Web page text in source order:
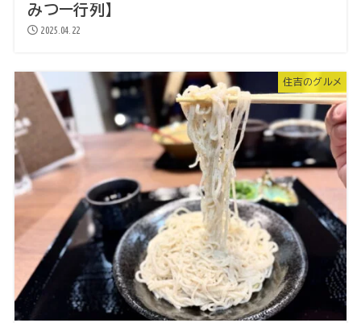
みつー行列】
2025.04.22
住吉のグルメ